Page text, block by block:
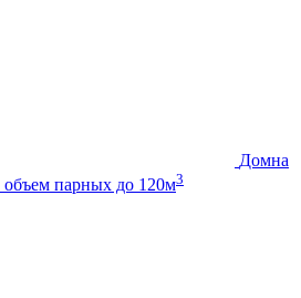
Домна
объем парных до 120м3